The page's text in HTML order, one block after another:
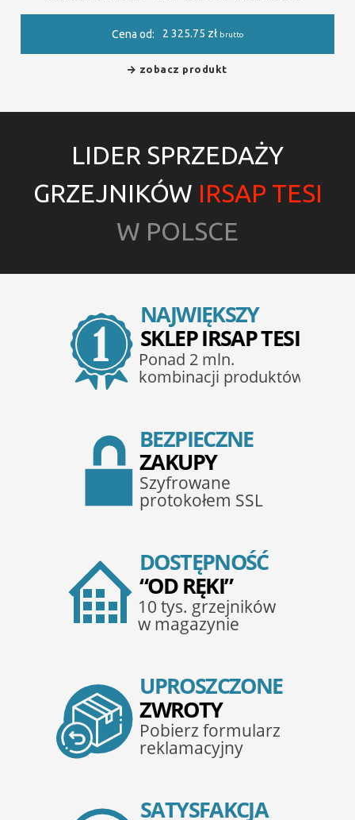
Cena od: 2 325.75 zł brutto
zobacz produkt
LIDER SPRZEDAŻY
GRZEJNIKÓW IRSAP TESI
W POLSCE